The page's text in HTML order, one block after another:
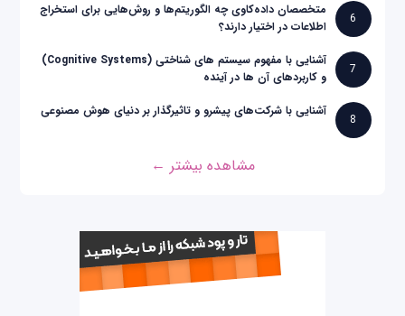
6
متخصصان داده‌کاوی چه الگوریتم‌ها و روش‌هایی برای استخراج
اطلاعات در اختیار دارند؟
7
آشنایی با مفهوم سیستم های شناختی (Cognitive Systems)
و کاربردهای آن ها در آینده
8
آشنایی با شرکت‌های پیشرو و تاثیرگذار بر دنیای هوش مصنوعی
مشاهده بیشتر ←